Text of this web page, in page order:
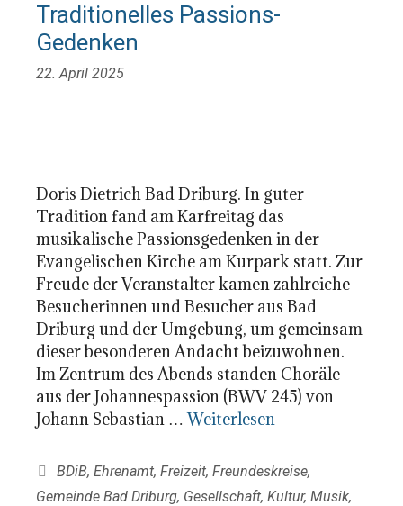
Traditionelles Passions-
Gedenken
22. April 2025
Doris Dietrich Bad Driburg. In guter
Tradition fand am Karfreitag das
musikalische Passionsgedenken in der
Evangelischen Kirche am Kurpark statt. Zur
Freude der Veranstalter kamen zahlreiche
Besucherinnen und Besucher aus Bad
Driburg und der Umgebung, um gemeinsam
dieser besonderen Andacht beizuwohnen.
Im Zentrum des Abends standen Choräle
aus der Johannespassion (BWV 245) von
Johann Sebastian …Weiterlesen
Kategorien
BDiB, Ehrenamt, Freizeit, Freundeskreise,
Gemeinde Bad Driburg, Gesellschaft, Kultur, Musik,